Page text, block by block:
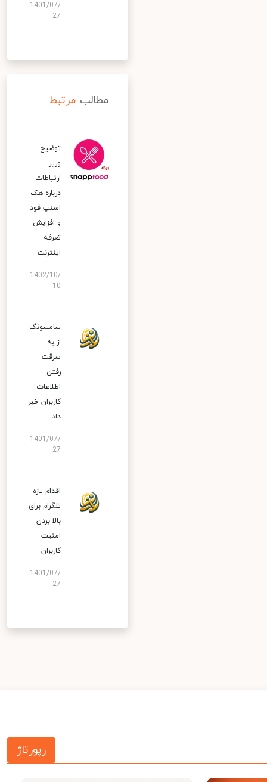
1401/07/
27
مطالب مرتبط
توضیح
وزیر
ارتباطات
درباره هک
اسنپ‌ فود
و افزایش
تعرفه
اینترنت
1402/10/
10
سامسونگ
از به
سرقت
رفتن
اطلاعات
کاربران خبر
داد
1401/07/
27
اقدام تازه
تلگرام برای
بالا بردن
امنیت
کاربران
1401/07/
27
رپورتاژ